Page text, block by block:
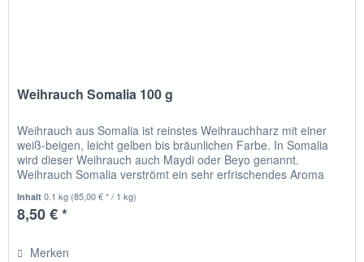
Weihrauch Somalia 100 g
Weihrauch aus Somalia ist reinstes Weihrauchharz mit einer
weiß-beigen, leicht gelben bis bräunlichen Farbe. In Somalia
wird dieser Weihrauch auch Maydi oder Beyo genannt.
Weihrauch Somalia verströmt ein sehr erfrischendes Aroma
Inhalt0.1 kg (85,00 € * / 1 kg)
8,50 € *
Merken